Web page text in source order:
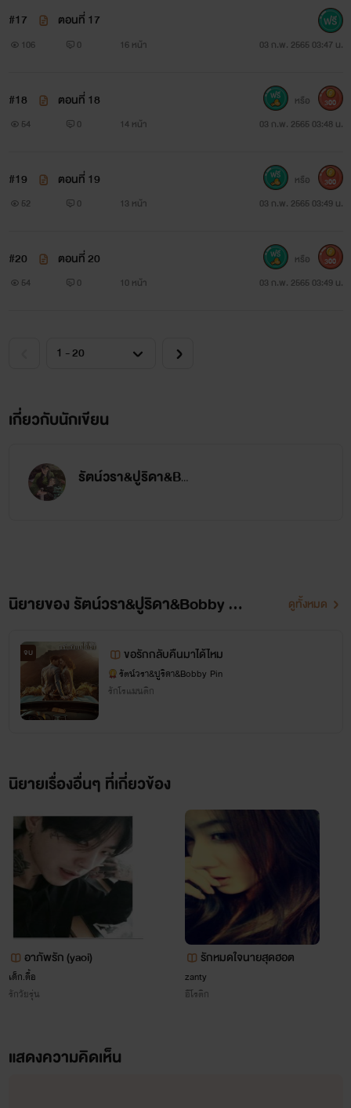
#17 ตอนที่ 17
106 0 16 หน้า 03 ก.พ. 2565 03:47 น.
#18 ตอนที่ 18
54 0 14 หน้า 03 ก.พ. 2565 03:48 น.
หรือ 300
#19 ตอนที่ 19
52 0 13 หน้า 03 ก.พ. 2565 03:49 น.
หรือ 300
#20 ตอนที่ 20
54 0 10 หน้า 03 ก.พ. 2565 03:49 น.
หรือ 300
เกี่ยวกับนักเขียน
รัตน์วรา&ปูริดา&Bobby Pin
นิยายของ รัตน์วรา&ปูริดา&Bobby Pin ดูทั้งหมด
จบ ขอรักกลับคืนมาได้ไหม
รัตน์วรา&ปูริดา&Bobby Pin
รักโรแมนติก
นิยายเรื่องอื่นๆ ที่เกี่ยวข้อง
อาภัพรัก (yaoi)
เด็ก.ดื้อ
รักวัยรุ่น
รักหมดใจนายสุดฮอต
zanty
อีโรติก
แสดงความคิดเห็น